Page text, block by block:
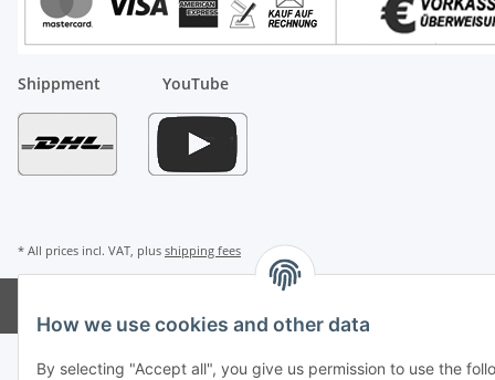
How we use cookies and other data
By selecting "Accept all", you give us permission to use the
Shippment YouTube
* All prices incl. VAT, plus shipping fees